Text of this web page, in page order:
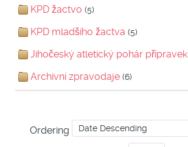
KPD žactvo (5)
KPD mladšího žactva (5)
Jihočeský atletický pohár přípravek
Archivní zpravodaje (6)
Ordering